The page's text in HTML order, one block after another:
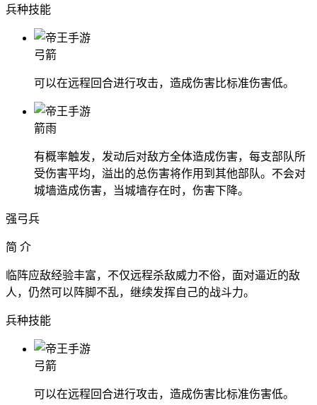
兵种技能
弓箭
可以在远程回合进行攻击，造成伤害比标准伤害低。
箭雨
有概率触发，发动后对敌方全体造成伤害，每支部队所
受伤害平均，溢出的总伤害将作用到其他部队。不会对
城墙造成伤害，当城墙存在时，伤害下降。
强弓兵
简 介
临阵应敌经验丰富，不仅远程杀敌威力不俗，面对逼近的敌
人，仍然可以阵脚不乱，继续发挥自己的战斗力。
兵种技能
弓箭
可以在远程回合进行攻击，造成伤害比标准伤害低。